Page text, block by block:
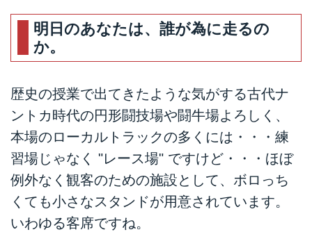
明日のあなたは、誰が為に走るの
か。
歴史の授業で出てきたような気がする古代ナ
ントカ時代の円形闘技場や闘牛場よろしく、
本場のローカルトラックの多くには・・・練
習場じゃなく "レース場" ですけど・・・ほぼ
例外なく観客のための施設として、ボロっち
くても小さなスタンドが用意されています。
いわゆる客席ですね。